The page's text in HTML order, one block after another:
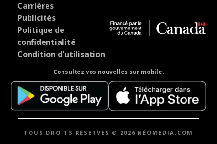
Carrières
Publicités
Politique de
confidentialité
Condition d'utilisation
Consultez vos nouvelles sur mobile.
TOUS DROITS RÉSERVÉS © 2026 NÉOMEDIA.COM